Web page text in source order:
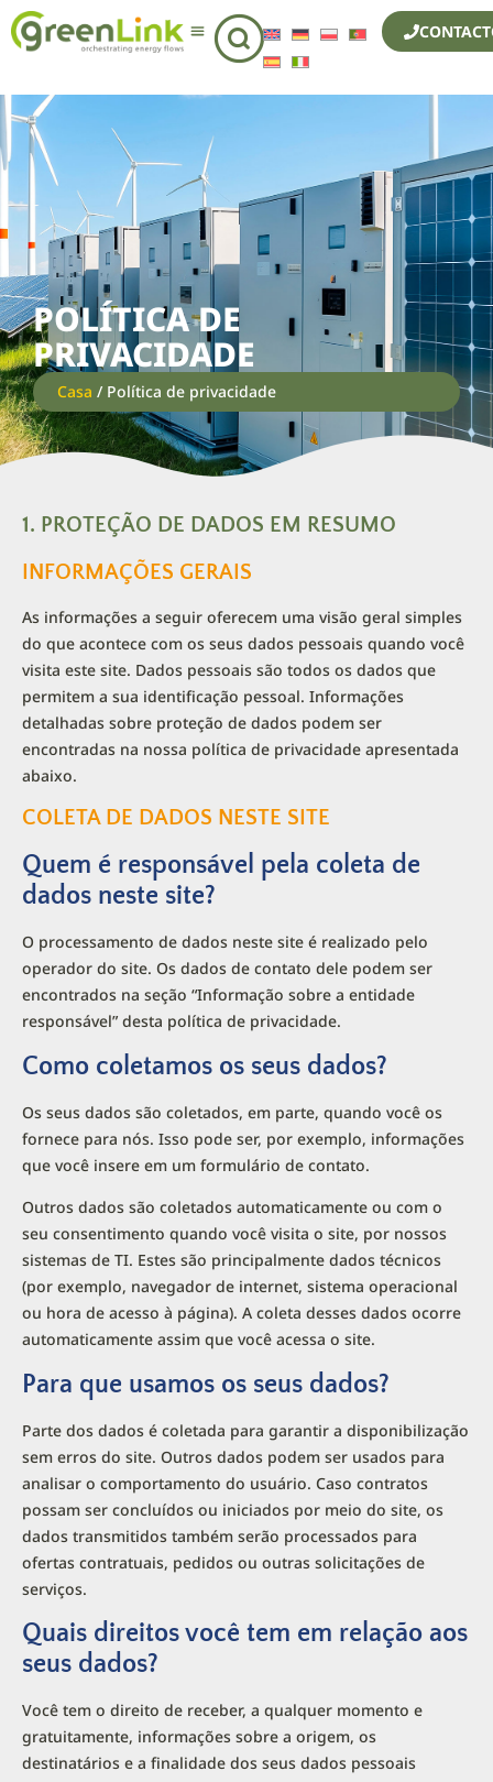
POLÍTICA DE
PRIVACIDADE
Casa / Política de privacidade
1. PROTEÇÃO DE DADOS EM RESUMO
INFORMAÇÕES GERAIS
As informações a seguir oferecem uma visão geral simples
do que acontece com os seus dados pessoais quando você
visita este site. Dados pessoais são todos os dados que
permitem a sua identificação pessoal. Informações
detalhadas sobre proteção de dados podem ser
encontradas na nossa política de privacidade apresentada
abaixo.
COLETA DE DADOS NESTE SITE
Quem é responsável pela coleta de
dados neste site?
O processamento de dados neste site é realizado pelo
operador do site. Os dados de contato dele podem ser
encontrados na seção “Informação sobre a entidade
responsável” desta política de privacidade.
Como coletamos os seus dados?
Os seus dados são coletados, em parte, quando você os
fornece para nós. Isso pode ser, por exemplo, informações
que você insere em um formulário de contato.
Outros dados são coletados automaticamente ou com o
seu consentimento quando você visita o site, por nossos
sistemas de TI. Estes são principalmente dados técnicos
(por exemplo, navegador de internet, sistema operacional
ou hora de acesso à página). A coleta desses dados ocorre
automaticamente assim que você acessa o site.
Para que usamos os seus dados?
Parte dos dados é coletada para garantir a disponibilização
sem erros do site. Outros dados podem ser usados para
analisar o comportamento do usuário. Caso contratos
possam ser concluídos ou iniciados por meio do site, os
dados transmitidos também serão processados para
ofertas contratuais, pedidos ou outras solicitações de
serviços.
Quais direitos você tem em relação aos
seus dados?
Você tem o direito de receber, a qualquer momento e
gratuitamente, informações sobre a origem, os
destinatários e a finalidade dos seus dados pessoais